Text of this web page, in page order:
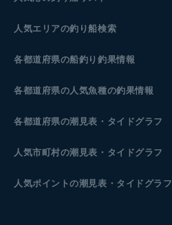
人気エリアの釣り船検索
各都道府県の船釣り釣果情報
各都道府県の人気魚種の釣果情報
各都道府県の潮見表 ・タイドグラフ
人気市町村の潮見表・タイドグラフ
人気ポイントの潮見表・タイドグラフ